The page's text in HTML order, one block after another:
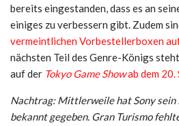
bereits eingestanden, dass es an
einiges zu verbessern gibt. Zudem
vermeintlichen Vorbestellerboxen
nächsten Teil des Genre-Königs
auf der Tokyo Game Showab dem 20.
Nachtrag: Mittlerweile hat Sony sein
bekannt gegeben. Gran Turismo